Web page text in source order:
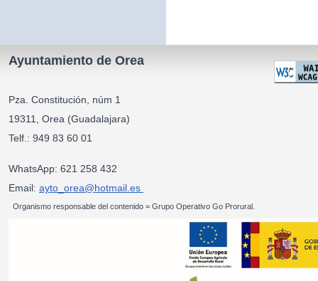
Ayuntamiento de Orea
Pza. Constitución, núm 1
19311, Orea (Guadalajara)
Telf.: 949 83 60 01
WhatsApp: 621 258 432
Email: ayto_orea@hotmail.es
Organismo responsable del contenido = Grupo Operativo Go Prorural.